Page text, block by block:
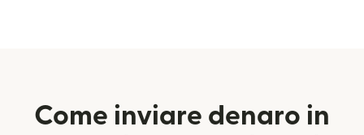
Come inviare denaro in